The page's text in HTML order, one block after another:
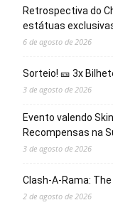
Retrospectiva do
estátuas
6 de agosto de 2026
Sorteio! 🎫 3x
3 de agosto de 2026
Evento valendo
Recompensas na
3 de agosto de 2026
Clash-A-Rama:
2 de agosto de 2026